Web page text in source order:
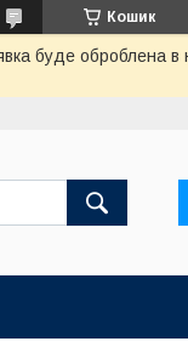
Кошик
буде оброблена